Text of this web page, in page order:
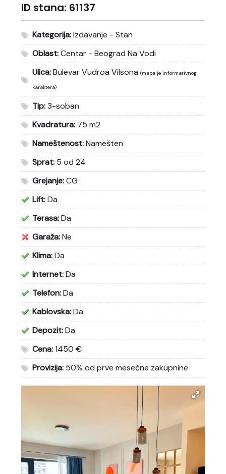
ID stana: 61137
Kategorija:Izdavanje - Stan
Oblast:Centar - Beograd Na Vodi
Ulica:Bulevar Vudroa Vilsona (mapa je informativnog
karaktera)
Tip:3-soban
Kvadratura: 75 m2
Nameštenost:Namešten
Sprat: 5 od 24
Grejanje:CG
Lift:Da
Terasa:Da
Garaža:Ne
Klima:Da
Internet:Da
Telefon:Da
Kablovska:Da
Depozit:Da
Cena:1450 €
Provizija: 50% od prve mesečne zakupnine